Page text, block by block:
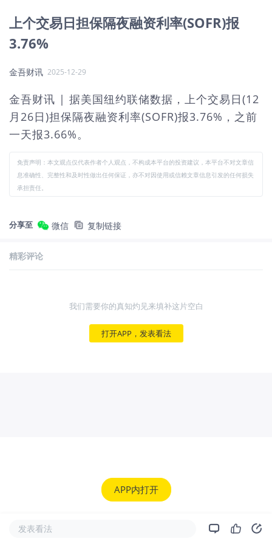
上个交易日担保隔夜融资利率(SOFR)报
3.76%
金吾财讯 2025-12-29
金吾财讯 | 据美国纽约联储数据，上个交易日(12
月26日)担保隔夜融资利率(SOFR)报3.76%，之前
一天报3.66%。
免责声明：本文观点仅代表作者个人观点，不构成本平台的投资建议，本平台不对文章信
息准确性、完整性和及时性做出任何保证，亦不对因使用或信赖文章信息引发的任何损失
承担责任。
分享至 微信 复制链接
精彩评论
我们需要你的真知灼见来填补这片空白
打开APP，发表看法
APP内打开
发表看法